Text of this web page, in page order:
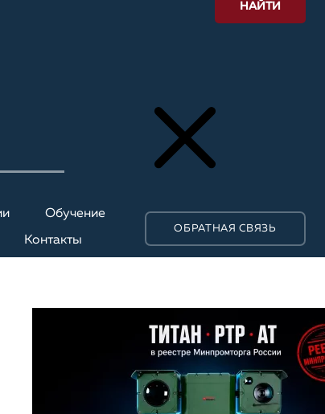
Обучение
Контакты
ОБРАТНАЯ СВЯЗЬ
НАЙТИ